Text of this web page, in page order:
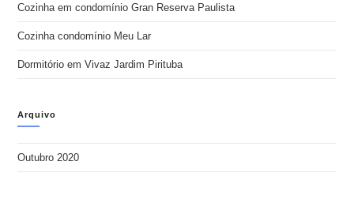
Cozinha em condomínio Gran Reserva Paulista
Cozinha condomínio Meu Lar
Dormitório em Vivaz Jardim Pirituba
Arquivo
Outubro 2020